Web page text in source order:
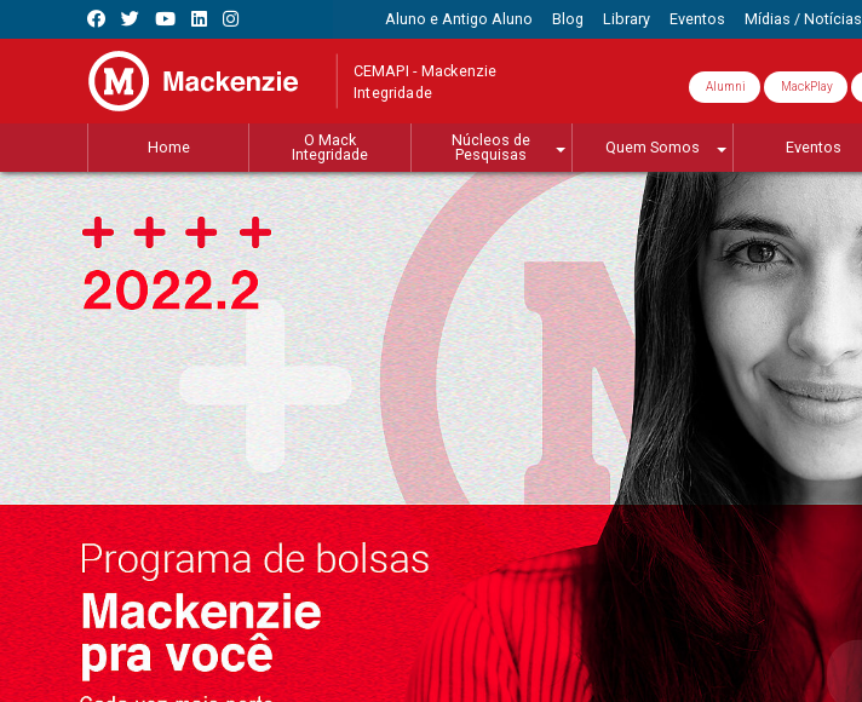
Aluno e Antigo Aluno Blog Library Eventos Mídias / Notícias
CEMAPI - Mackenzie
Integridade Alumni MackPlay
Home
O Mack
Integridade
Núcleos de
Pesquisas
Quem Somos Eventos